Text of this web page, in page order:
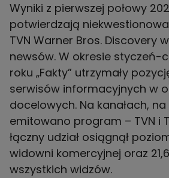
Wyniki z pierwszej połowy
potwierdzają
TVN Warner Bros. Discovery
newsów. W okresie styczeń-
roku „Fakty” utrzymały
serwisów informacyjnych w
docelowych. Na kanałach,
emitowano program – TVN i
łączny udział osiągnął
widowni komercyjnej oraz
wszystkich widzów.